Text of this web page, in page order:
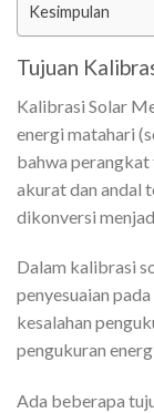
Kesimpulan
Tujuan
Kalibrasi Solar
energi matahari
bahwa
akurat dan andal
dikonversi
Dalam kalibrasi
penyesuaian
kesalahan
pengukuran
Ada beberapa